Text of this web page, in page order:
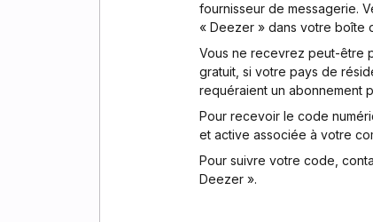
fournisseur de messagerie.
« Deezer » dans votre boîte
Vous ne recevrez peut-être
gratuit, si votre pays de
requéraient un abonnement
Pour recevoir le code
et active associée à votre
Pour suivre votre code,
Deezer ».